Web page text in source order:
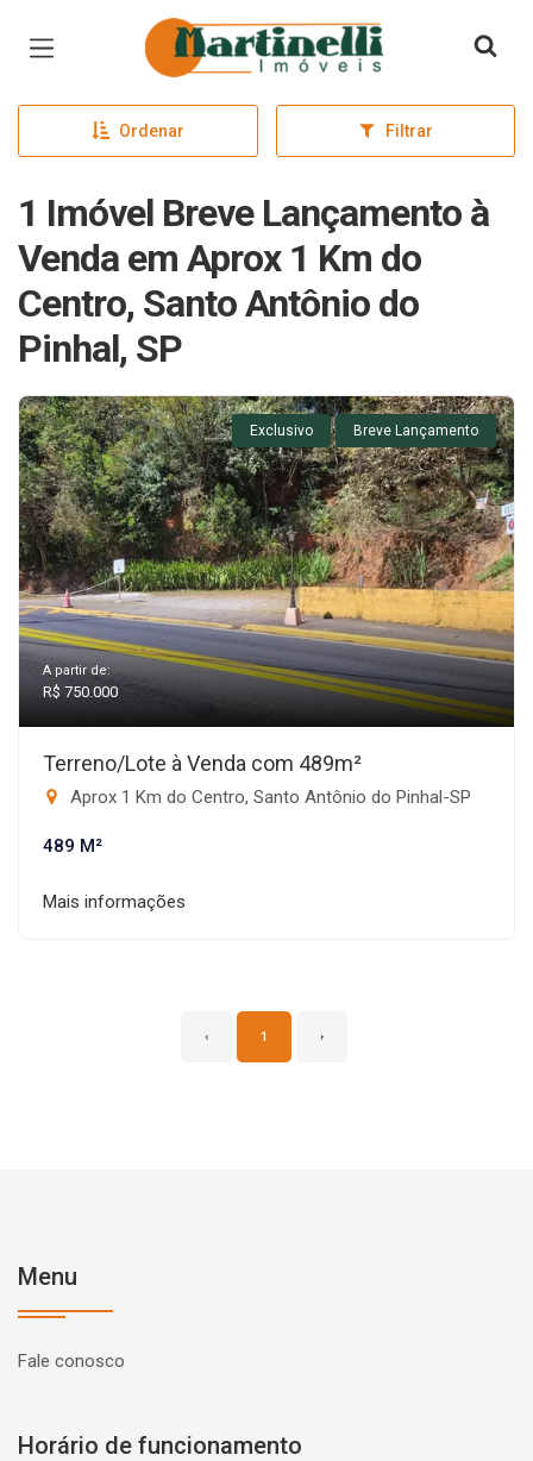
Página inicial
Ordenar Filtrar
1 Imóvel Breve Lançamento à
Venda em Aprox 1 Km do
Centro, Santo Antônio do
Pinhal, SP
Exclusivo Breve Lançamento
A partir de:
R$ 750.000
Terreno/Lote à Venda com 489m²
Aprox 1 Km do Centro, Santo Antônio do Pinhal-SP
489 M²
Mais informações
‹ 1 ›
Menu
Fale conosco
Horário de funcionamento